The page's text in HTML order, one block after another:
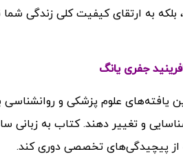
به ارتقای کیفیت کلی زندگی شما
جفری یانگ
یافته‌های علوم پزشکی و
و تغییر دهند. کتاب به زبانی
پیچیدگی‌های تخصصی دوری کند.